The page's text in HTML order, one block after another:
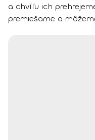
a chvíľu ich
premiešame a